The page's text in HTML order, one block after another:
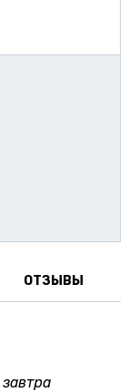
ОТЗЫВЫ
завтра